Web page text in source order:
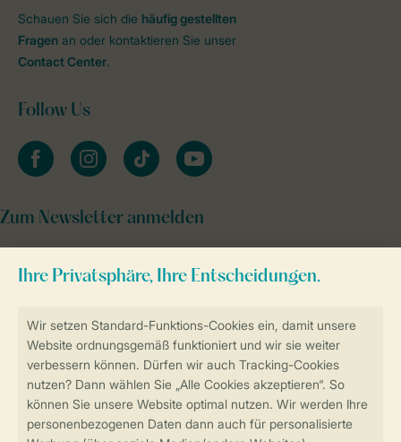
Sicher und schnell zur Online-Buchung
Sichere Datenübertragung
Sicheres Bezahlen
Schauen Sie sich die häufig gestellten
Fragen an oder kontaktieren Sie unser
Contact Center.
Follow Us
facebookinstagramtiktok youtube
Zum Newsletter anmelden